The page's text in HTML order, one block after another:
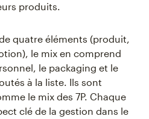
produits.
quatre éléments (produit,
le mix en comprend
le packaging et le
à la liste. Ils sont
le mix des 7P. Chaque
clé de la gestion dans le